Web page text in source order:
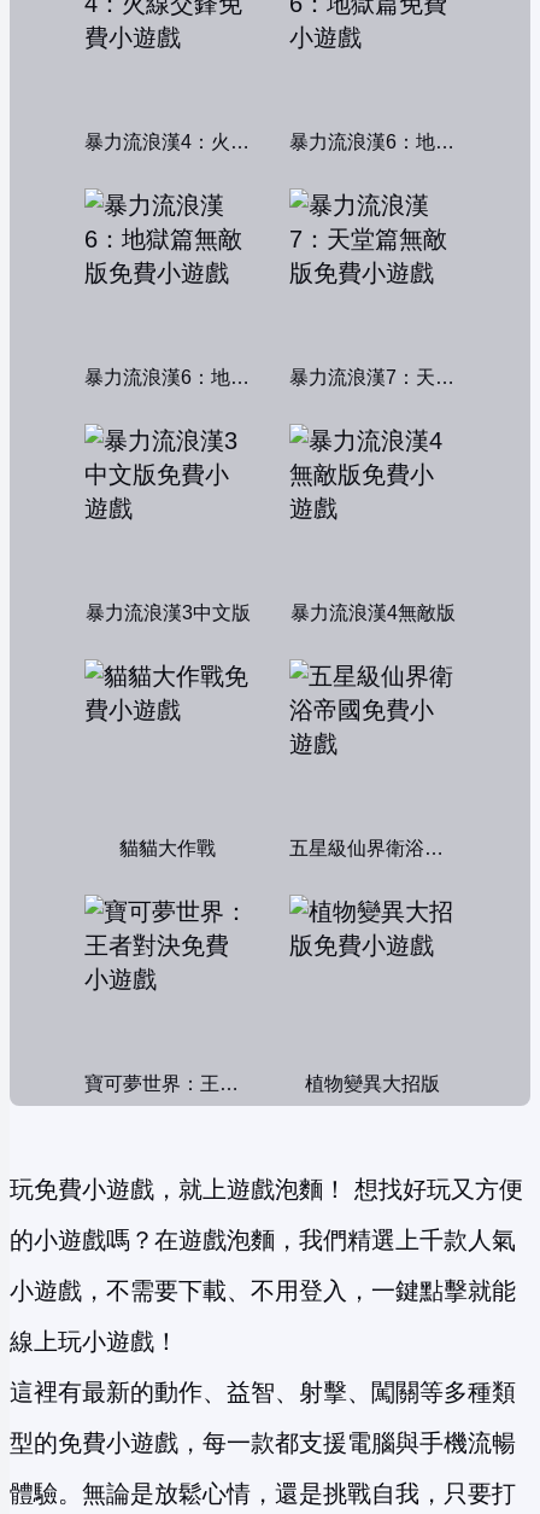
暴力流浪漢4：火線交鋒 暴力流浪漢6：地獄篇
暴力流浪漢6：地獄篇無敵版 暴力流浪漢7：天堂篇無敵版
暴力流浪漢3中文版 暴力流浪漢4無敵版
貓貓大作戰 五星級仙界衛浴帝國
寶可夢世界：王者對決 植物變異大招版
玩免費小遊戲，就上遊戲泡麵！ 想找好玩又方便
的小遊戲嗎？在遊戲泡麵，我們精選上千款人氣
小遊戲，不需要下載、不用登入，一鍵點擊就能
線上玩小遊戲！
這裡有最新的動作、益智、射擊、闖關等多種類
型的免費小遊戲，每一款都支援電腦與手機流暢
體驗。無論是放鬆心情，還是挑戰自我，只要打